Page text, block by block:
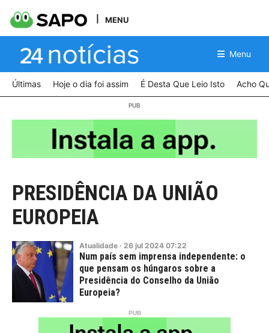
MENU
Menu
Últimas Hoje o dia foi assim É Desta Que Leio Isto Acho
PRESIDÊNCIA DA UNIÃO
EUROPEIA
Atualidade · 26 jul 2024 07:22
Num país sem imprensa independente: o
que pensam os húngaros sobre a
Presidência do Conselho da União
Europeia?